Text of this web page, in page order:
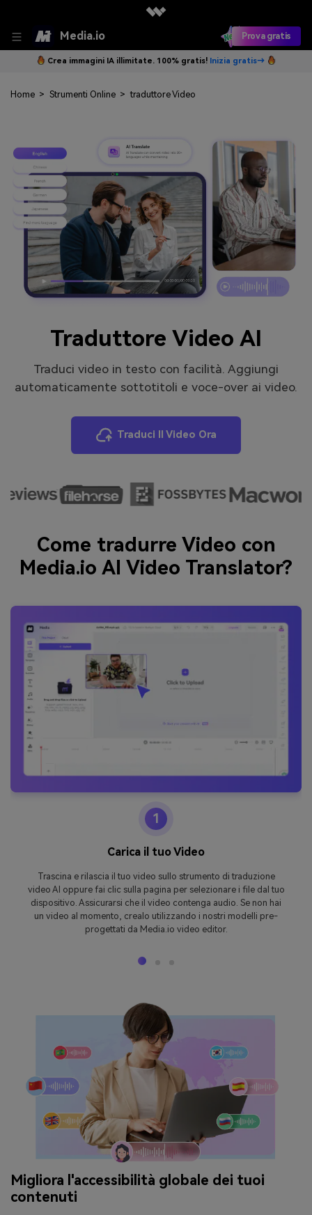
Media.io Prova gratis
Crea immagini IA illimitate. 100% gratis! Inizia gratis→
Home > Strumenti Online > traduttore Video
Traduttore Video AI
Traduci video in testo con facilità. Aggiungi
automaticamente sottotitoli e voce-over ai video.
Traduci Il Video Ora
Come tradurre Video con
Media.io AI Video Translator?
1
Carica il tuo Video
Trascina e rilascia il tuo video sullo strumento di traduzione
video AI oppure fai clic sulla pagina per selezionare i file dal tuo
dispositivo. Assicurarsi che il video contenga audio. Se non hai
un video al momento, crealo utilizzando i nostri modelli pre-
progettati da Media.io video editor.
Migliora l'accessibilità globale dei tuoi
contenuti